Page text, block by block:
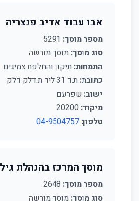
אבו עבוד אדיב פנצריה
מספר מוסך:
סוג מוסך: מוסך מורשה
התמחות: תיקון והחלפת צמיגים
כתובת: ת.ד 31 ליד ת.דלק דלק
ישוב: שפרעם
מיקוד:
טלפון: 04-9504757
מוסך המרכז בהנהלת גיל
מספר מוסך:
סוג מוסך: מוסך מורשה